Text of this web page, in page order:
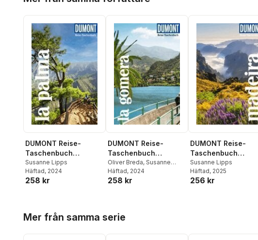
DUMONT Reise-
Taschenbuch
Reiseführer La Palma
Susanne Lipps
Häftad, 2024
258 kr
DUMONT Reise-
Taschenbuch
Reiseführer La
Gomera
Oliver Breda, Susanne
Lipps
Häftad, 2024
258 kr
DUMONT Reise-
Taschenbuch
Reiseführer Madeira
Susanne Lipps
Häftad, 2025
256 kr
Mer från samma serie